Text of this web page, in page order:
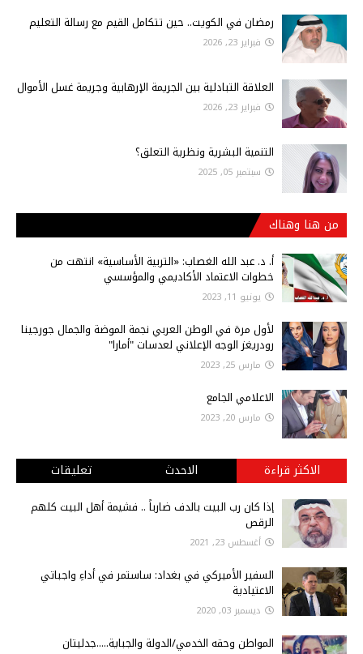
رمضان في الكويت.. حين تتكامل القيم مع رسالة التعليم
فبراير 23, 2026
العلاقة التبادلية بين الجريمة الإرهابية وجريمة غسل الأموال
فبراير 23, 2026
التنمية البشرية ونظرية التعلق؟
سبتمبر 05, 2025
من هنا وهناك
أ‌. د. عبد الله الغصاب: «التربية الأساسية» انتهت من
خطوات الاعتماد الأكاديمي والمؤسسي
يونيو 11, 2023
لأول مرة في الوطن العربي نجمة الموضة والجمال جورجينا
رودريغز الوجه الإعلاني لعدسات "أمارا"
مارس 25, 2023
الاعلامي الجامع
مارس 20, 2023
الاكثر قراءة الاحدث تعليقات
إذا كان رب البيت بالدف ضارباً .. فشيمة أهل البيت كلهم
الرقص
أغسطس 23, 2021
السفير الأميركي في بغداد: ساستمر في أداءِ واجباتي
الاعتيادية
ديسمبر 03, 2020
المواطن وحقه الخدمي/الدولة والجباية.....جدليتان